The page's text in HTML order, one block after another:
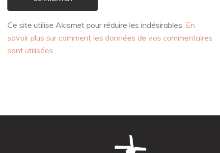
Ce site utilise Akismet pour réduire les indésirables. En
savoir plus sur comment les données de vos commentaires
sont utilisées.